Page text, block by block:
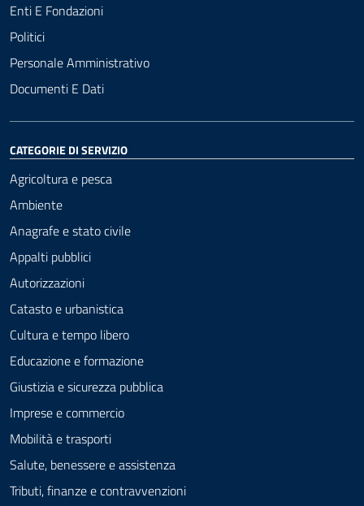
Enti E Fondazioni
Politici
Personale Amministrativo
Documenti E Dati
CATEGORIE DI SERVIZIO
Agricoltura e pesca
Ambiente
Anagrafe e stato civile
Appalti pubblici
Autorizzazioni
Catasto e urbanistica
Cultura e tempo libero
Educazione e formazione
Giustizia e sicurezza pubblica
Imprese e commercio
Mobilità e trasporti
Salute, benessere e assistenza
Tributi, finanze e contravvenzioni